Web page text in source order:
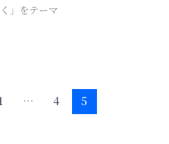
」をテーマ
… 4 5